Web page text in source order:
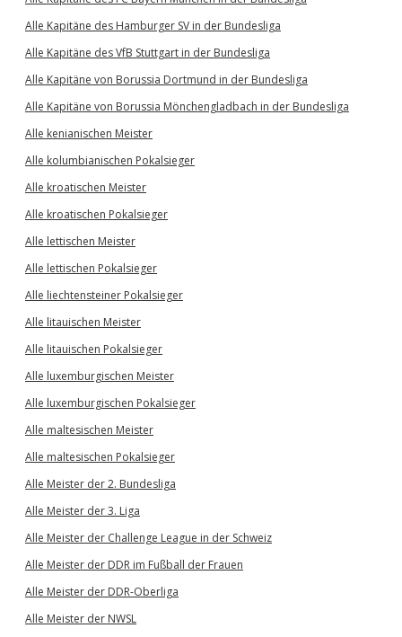
Alle Kapitäne des Hamburger SV in der Bundesliga
Alle Kapitäne des VfB Stuttgart in der Bundesliga
Alle Kapitäne von Borussia Dortmund in der Bundesliga
Alle Kapitäne von Borussia Mönchengladbach in der Bundesliga
Alle kenianischen Meister
Alle kolumbianischen Pokalsieger
Alle kroatischen Meister
Alle kroatischen Pokalsieger
Alle lettischen Meister
Alle lettischen Pokalsieger
Alle liechtensteiner Pokalsieger
Alle litauischen Meister
Alle litauischen Pokalsieger
Alle luxemburgischen Meister
Alle luxemburgischen Pokalsieger
Alle maltesischen Meister
Alle maltesischen Pokalsieger
Alle Meister der 2. Bundesliga
Alle Meister der 3. Liga
Alle Meister der Challenge League in der Schweiz
Alle Meister der DDR im Fußball der Frauen
Alle Meister der DDR-Oberliga
Alle Meister der NWSL